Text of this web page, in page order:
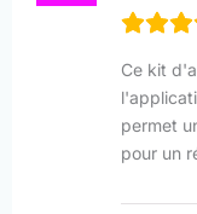
Ce kit
permet
pour un